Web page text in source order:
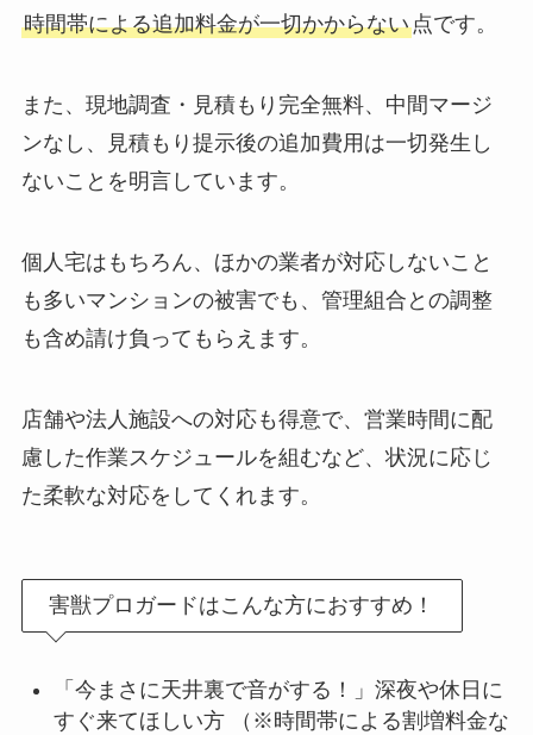
時間帯による追加料金が一切かからない点です。
また、現地調査・見積もり完全無料、中間マージ
ンなし、見積もり提示後の追加費用は一切発生し
ないことを明言しています。
個人宅はもちろん、ほかの業者が対応しないこと
も多いマンションの被害でも、管理組合との調整
も含め請け負ってもらえます。
店舗や法人施設への対応も得意で、営業時間に配
慮した作業スケジュールを組むなど、状況に応じ
た柔軟な対応をしてくれます。
害獣プロガードはこんな方におすすめ！
「今まさに天井裏で音がする！」深夜や休日に
すぐ来てほしい方 （※時間帯による割増料金な